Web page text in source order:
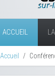
ACCUEIL
Accueil